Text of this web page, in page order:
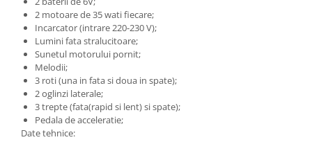
2 motoare de 35 wati fiecare;
Incarcator (intrare 220-230 V);
Lumini fata stralucitoare;
Sunetul motorului pornit;
Melodii;
3 roti (una in fata si doua in spate);
2 oglinzi laterale;
3 trepte (fata(rapid si lent) si spate);
Pedala de acceleratie;
Date tehnice: